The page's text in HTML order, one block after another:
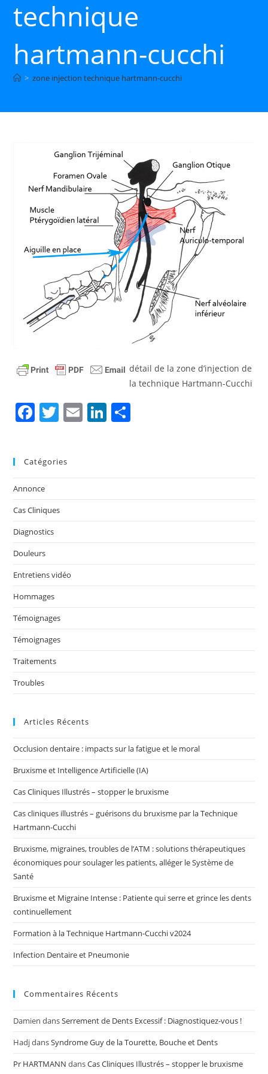
technique
hartmann-cucchi
> zone injection technique hartmann-cucchi
détail de la zone d’injection de
la technique Hartmann-Cucchi
F
e
b
o
o
k
T
er
E Li
Catégories
Annonce
Cas Cliniques
Diagnostics
Douleurs
Entretiens vidéo
Hommages
Témoignages
Témoignages
Traitements
Troubles
Articles Récents
Occlusion dentaire : impacts sur la fatigue et le moral
Bruxisme et Intelligence Artificielle (IA)
Cas Cliniques Illustrés – stopper le bruxisme
Cas cliniques illustrés – guérisons du bruxisme par la Technique
Hartmann-Cucchi
Bruxisme, migraines, troubles de l’ATM : solutions thérapeutiques
économiques pour soulager les patients, alléger le Système de
Santé
Bruxisme et Migraine Intense : Patiente qui serre et grince les dents
continuellement
Formation à la Technique Hartmann-Cucchi v2024
Infection Dentaire et Pneumonie
Commentaires Récents
Damien dansSerrement de Dents Excessif : Diagnostiquez-vous !
HadjdansSyndrome Guy de la Tourette, Bouche et Dents
Pr HARTMANN dansCas Cliniques Illustrés – stopper le bruxisme